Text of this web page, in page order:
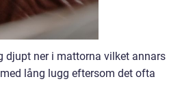
ner i mattorna vilket annars
lång lugg eftersom det ofta